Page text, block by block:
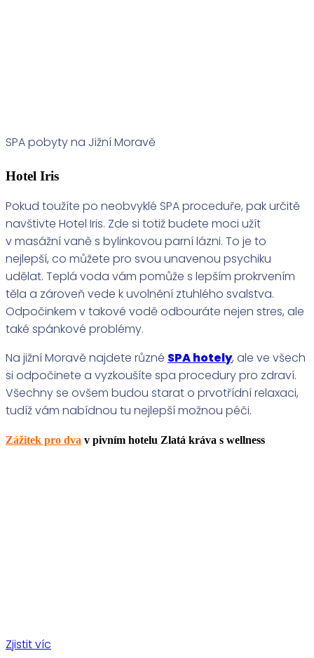
SPA pobyty na Jižní Moravě
Hotel Iris
Pokud toužíte po neobvyklé SPA proceduře, pak určitě
navštivte Hotel Iris. Zde si totiž budete moci užít
v masážní vaně s bylinkovou parní lázni. To je to
nejlepší, co můžete pro svou unavenou psychiku
udělat. Teplá voda vám pomůže s lepším prokrvením
těla a zároveň vede k uvolnění ztuhlého svalstva.
Odpočinkem v takové vodě odbouráte nejen stres, ale
také spánkové problémy.
Na jižní Moravě najdete různé SPA hotely, ale ve všech
si odpočinete a vyzkoušíte spa procedury pro zdraví.
Všechny se ovšem budou starat o prvotřídní relaxaci,
tudíž vám nabídnou tu nejlepší možnou péči.
Zážitek pro dva v pivním hotelu Zlatá kráva s wellness
Zjistit víc